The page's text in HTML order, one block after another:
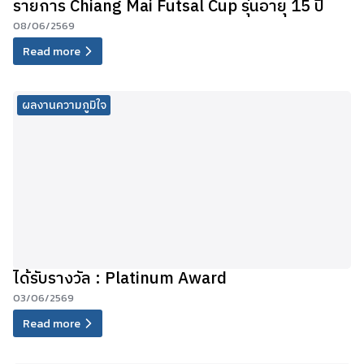
รายการ Chiang Mai Futsal Cup รุ่นอายุ 15 ปี
08/06/2569
Read more
ผลงานความภูมิใจ
ได้รับรางวัล : Platinum Award
03/06/2569
Read more